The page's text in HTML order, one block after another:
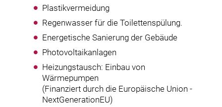
Plastikvermeidung
Regenwasser für die Toilettenspülung.
Energetische Sanierung der Gebäude
Photovoltaikanlagen
Heizungstausch: Einbau von
Wärmepumpen
(Finanziert durch die Europäische Union -
NextGenerationEU)